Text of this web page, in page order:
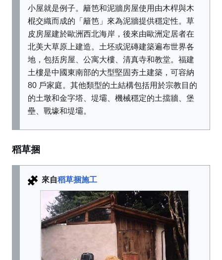
小屋就是例子。籬笆和泥牆房屋使用由木桿與木
棍交織而成的「籬笆」來為泥牆提供穩定性。草
皮房屋建於歐洲西北海岸，後來由歐洲定居者在
北美大草原上建造。土坯或泥磚建築遍布世界各
地，包括房屋、公寓大樓、清真寺和教堂。福建
土樓是中國東南部的大型堅固夯土建築，可容納
80 戶家庭。其他類型的土結構包括用於宗教目的
的土墩和金字塔、堤壩、機械穩定的土擋牆、堡
壘、戰壕和堤壩。
稻草捆
來自稻草捆施工